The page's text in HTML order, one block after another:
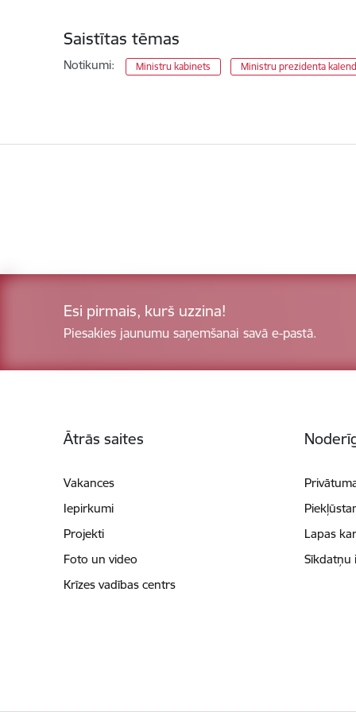
Saistītas tēmas
Notikumi: Ministru kabinets Ministru prezidenta
Esi pirmais, kurš uzzina!
Piesakies jaunumu saņemšanai savā e-pastā.
Ātrās saites
Vakances
Iepirkumi
Projekti
Foto un video
Krīzes vadības centrs
Lapas
Sīkdatņu